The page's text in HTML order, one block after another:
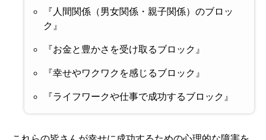
『人間関係（男女関係・親子関係）のブロッ
ク』
『お金と豊かさを受け取るブロック』
『幸せやワクワクを感じるブロック』
『ライフワークや仕事で成功するブロック』